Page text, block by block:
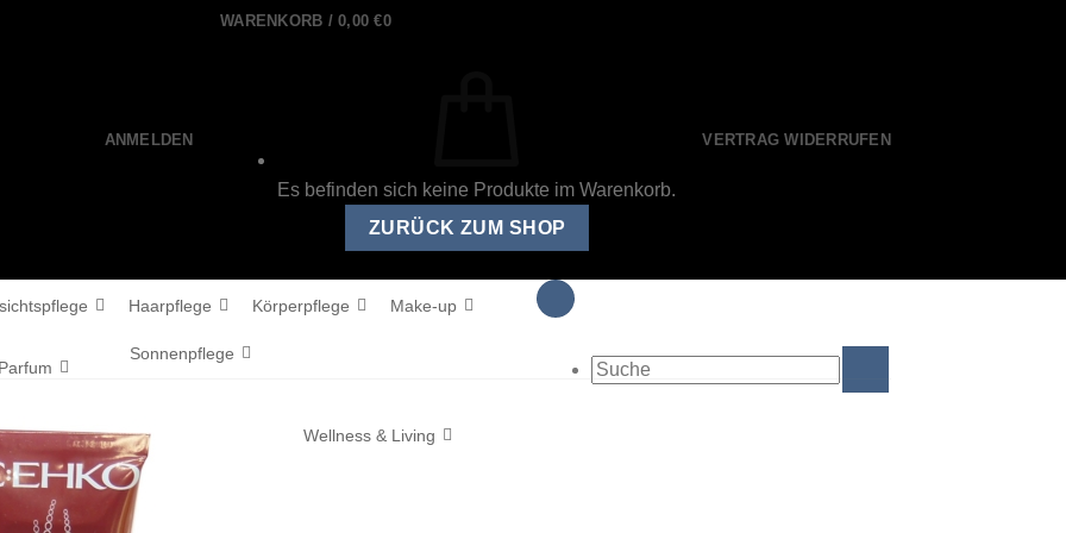
ANMELDEN
WARENKORB /0,00€0
Es befinden sich keine Produkte im Warenkorb.
ZURÜCK ZUM SHOP
VERTRAG WIDERRUFEN
Haarpflege Körperpflege Make-up
Parfum
Sonnenpflege
Wellness & Living
Suche